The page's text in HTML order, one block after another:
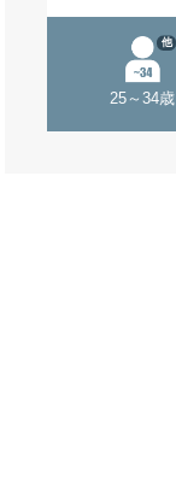
25～34歳
他